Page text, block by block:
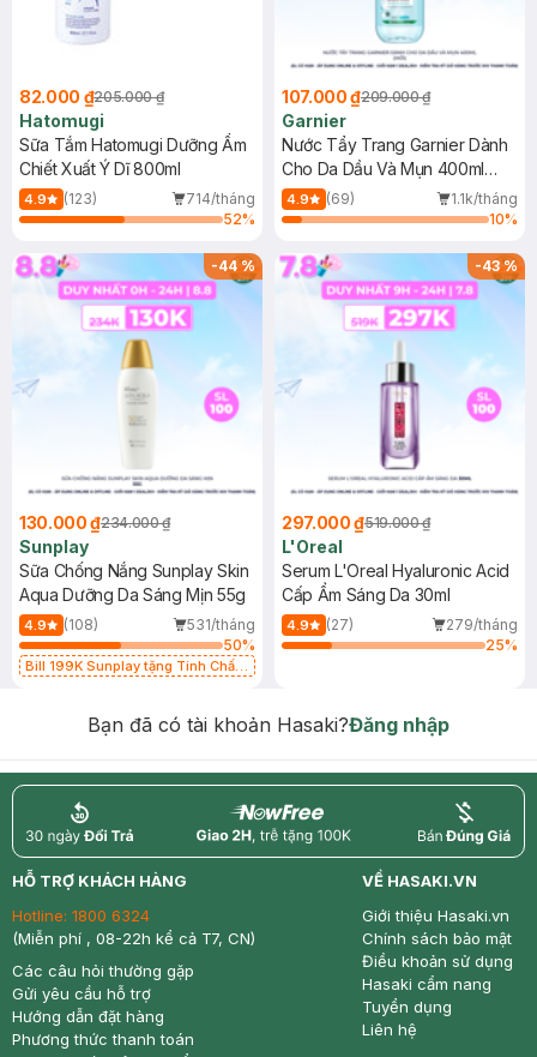
82.000 ₫205.000 ₫
Hatomugi
Sữa Tắm Hatomugi Dưỡng Ẩm
Chiết Xuất Ý Dĩ 800ml
4.9 (123)
714/tháng
52%
107.000 ₫209.000 ₫
Garnier
Nước Tẩy Trang Garnier Dành
Cho Da Dầu Và Mụn 400ml
(Mới)
4.9 (69)
1.1k/tháng
10%
-44%
130.000 ₫234.000 ₫
Sunplay
Sữa Chống Nắng Sunplay Skin
Aqua Dưỡng Da Sáng Mịn 55g
4.9 (108)
531/tháng
50%
Bill 199K Sunplay tặng Tinh Chất
-43%
297.000 ₫519.000 ₫
L'Oreal
Serum L'Oreal Hyaluronic Acid
Cấp Ẩm Sáng Da 30ml
4.9 (27)
279/tháng
25%
Bạn đã có tài khoản Hasaki?Đăng nhập
return nowfree price
HỖ TRỢ KHÁCH HÀNG
Hotline: 1800 6324
(Miễn phí , 08-22h kể cả T7, CN)
Các câu hỏi thường gặp
Gửi yêu cầu hỗ trợ
Hướng dẫn đặt hàng
Phương thức thanh toán
VỀ HASAKI.VN
Giới thiệu Hasaki.vn
Chính sách bảo mật
Điều khoản sử dụng
Hasaki cẩm nang
Tuyển dụng
Liên hệ